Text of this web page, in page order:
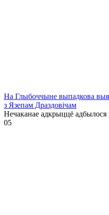
На Глыбоччыне выпадкова
з Язепам Драздовічам
Нечаканае адкрыццё
05